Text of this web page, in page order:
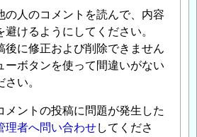
の人のコメントを読んで、内容
けるようにしてください。
後に修正および削除できません
ーボタンを使って間違いがない
い。
メントの投稿に問題が発生した
理者へ問い合わせしてくださ